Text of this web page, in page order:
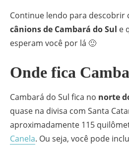
Continue lendo para descobrir
cânions de Cambará do Sul e
esperam você por lá 🙂
Onde fica
Cambará do Sul fica no norte
quase na divisa com Santa
aproximadamente 115
Canela. Ou seja, você pode